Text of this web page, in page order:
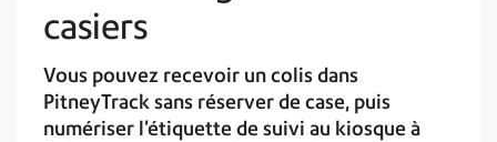
casiers
Vous pouvez recevoir un colis dans
PitneyTrack sans réserver de case, puis
numériser l'étiquette de suivi au kiosque à